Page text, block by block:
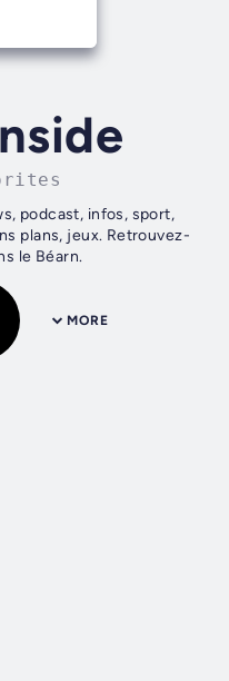
podcast, infos, sport,
plans, jeux. Retrouvez-
le Béarn.
MORE